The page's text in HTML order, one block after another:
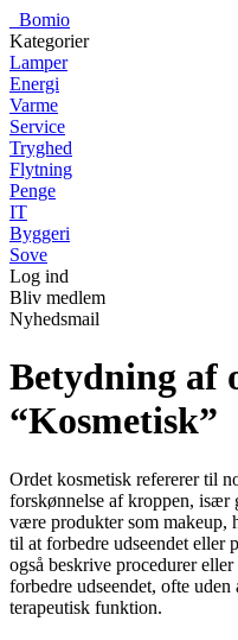
Bomio
Kategorier
Lamper
Energi
Varme
Service
Tryghed
Flytning
Penge
IT
Byggeri
Sove
Log ind
Bliv medlem
Nyhedsmail
Betydning af
“Kosmetisk”
Ordet kosmetisk refererer til
forskønnelse af kroppen, især
være produkter som makeup,
til at forbedre udseendet eller
også beskrive procedurer
forbedre udseendet, ofte
terapeutisk funktion.